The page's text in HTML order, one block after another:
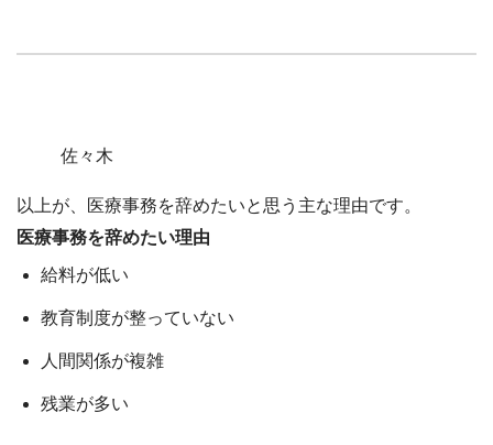
佐々木
以上が、医療事務を辞めたいと思う主な理由です。
医療事務を辞めたい理由
給料が低い
教育制度が整っていない
人間関係が複雑
残業が多い